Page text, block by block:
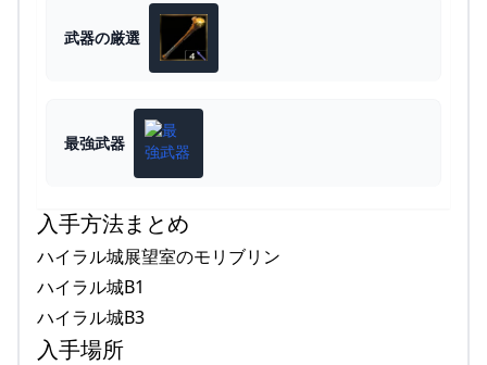
武器の厳選
最強武器
入手方法まとめ
ハイラル城展望室のモリブリン
ハイラル城B1
ハイラル城B3
入手場所